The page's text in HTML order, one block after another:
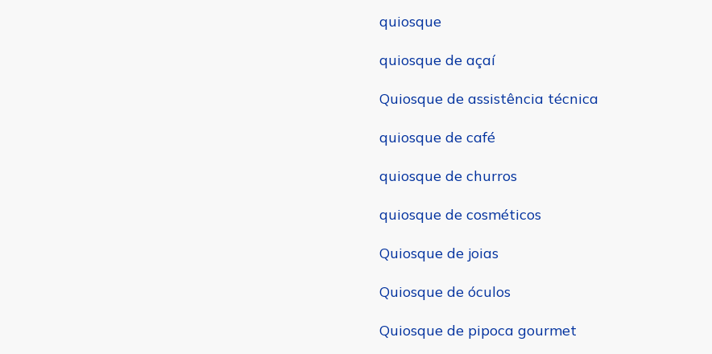
quiosque
quiosque de açaí
Quiosque de assistência técnica
quiosque de café
quiosque de churros
quiosque de cosméticos
Quiosque de joias
Quiosque de óculos
Quiosque de pipoca gourmet